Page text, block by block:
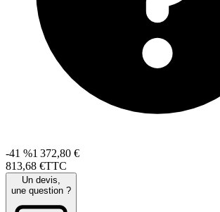
-41 %1 372,80 €
813,68 €TTC
Un devis,
une question ?